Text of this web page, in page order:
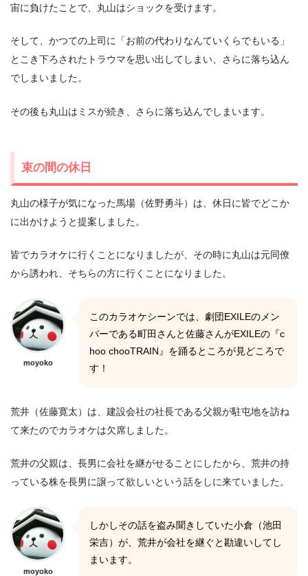
宙に負けたことで、丸山はショックを受けます。
そして、かつての上司に「お前の代わりなんていくらでもいる」
とこき下ろされたトラウマを思い出してしまい、さらに落ち込ん
でしまいました。
その後も丸山はミスが続き、さらに落ち込んでしまいます。
束の間の休日
丸山の様子が気になった馬場（佐野勇斗）は、休日に皆でどこか
に出かけようと提案しました。
皆でカラオケに行くことになりましたが、その時に丸山は元同僚
から誘われ、そちらの方に行くことになりました。
moyoko
このカラオケシーンでは、劇団EXILEのメン
バーである町田さんと佐藤さんがEXILEの『c
hoo chooTRAIN』を踊るところが見どころで
す！
荒井（佐藤寛太）は、建設会社の社長である父親が駐屯地を訪ね
て来たのでカラオケは欠席しました。
荒井の父親は、長男に会社を継がせることにしたから、荒井の持
っている株を長男に譲って欲しいという話をしに来ていました。
moyoko
しかしその話を盗み聞きしていた小倉（池田
栄吉）が、荒井が会社を継ぐと勘違いしてし
まいます。